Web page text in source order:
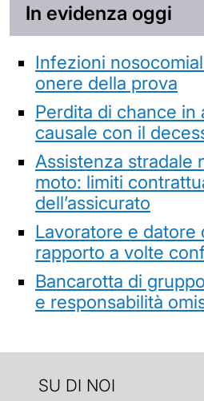
In evidenza oggi
Infezioni
onere della prova
Perdita di chance in
causale con il
Assistenza stradale
moto: limiti
dell’assicurato
Lavoratore e datore
rapporto a volte
Bancarotta di
e responsabilità
SU DI NOI